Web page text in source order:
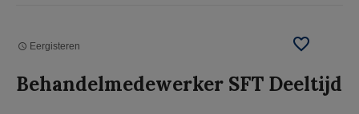
Eergisteren
Behandelmedewerker SFT Deeltijd